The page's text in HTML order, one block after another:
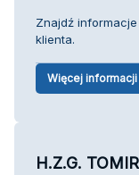
Znajdź informacje
klienta.
Więcej informacji
H.Z.G.